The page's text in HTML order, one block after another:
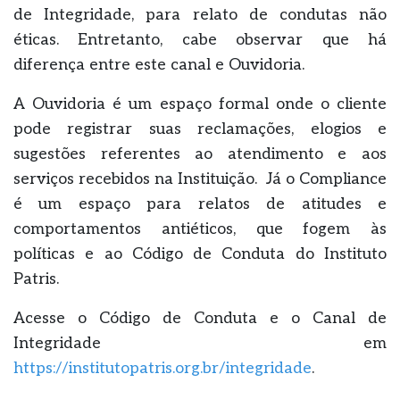
de Integridade, para relato de condutas não
éticas. Entretanto, cabe observar que há
diferença entre este canal e Ouvidoria.
A Ouvidoria é um espaço formal onde o cliente
pode registrar suas reclamações, elogios e
sugestões referentes ao atendimento e aos
serviços recebidos na Instituição. Já o Compliance
é um espaço para relatos de atitudes e
comportamentos antiéticos, que fogem às
políticas e ao Código de Conduta do Instituto
Patris.
Acesse o Código de Conduta e o Canal de
Integridade em
https://institutopatris.org.br/integridade.